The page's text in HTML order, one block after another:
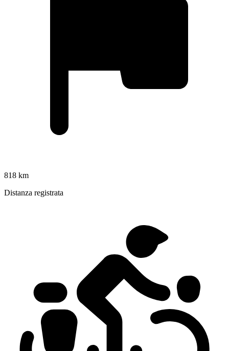
818 km
Distanza registrata